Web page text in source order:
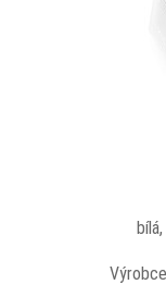
Výrobce